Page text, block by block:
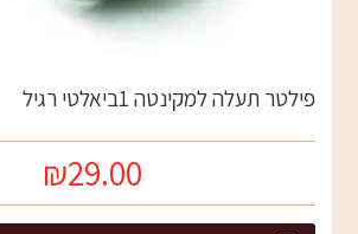
פילטר תעלה למקינטה 1ביאלטי רגיל
₪29.00